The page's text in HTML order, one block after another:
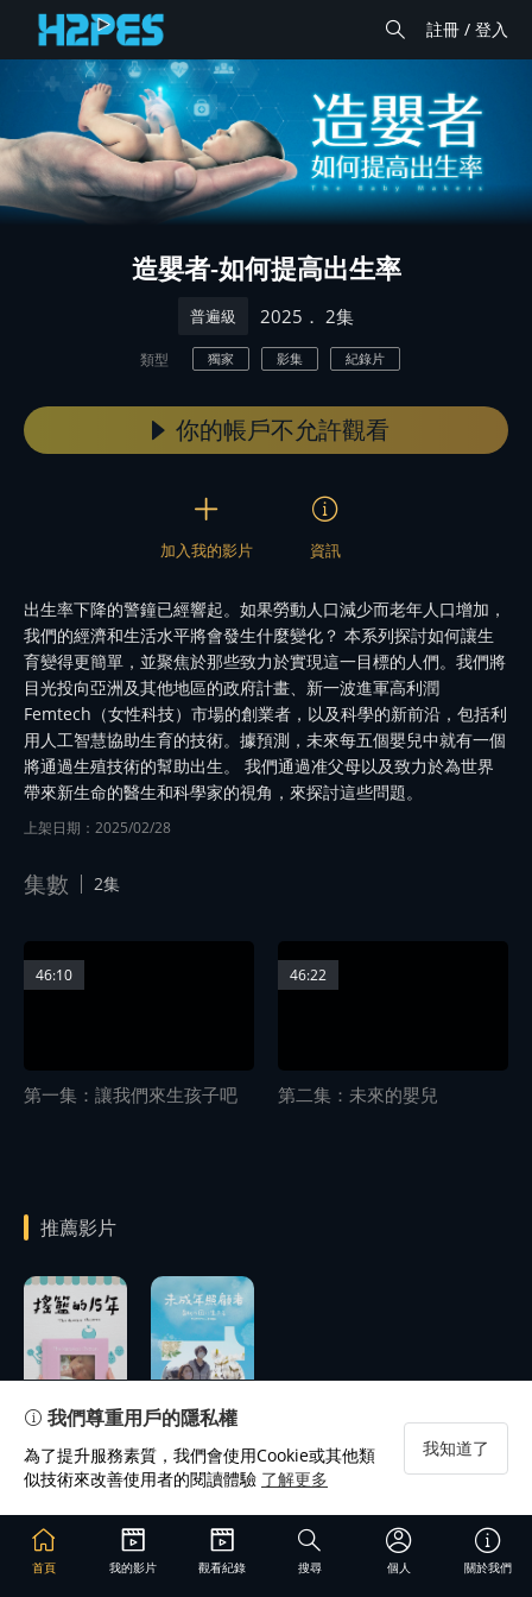
註冊 / 登入
造嬰者-如何提高出生率
普遍級 2025 ． 2集
類型 獨家 影集 紀錄片
你的帳戶不允許觀看
加入我的影片 資訊
出生率下降的警鐘已經響起。如果勞動人口減少而老年人口增加，
我們的經濟和生活水平將會發生什麼變化？ 本系列探討如何讓生
育變得更簡單，並聚焦於那些致力於實現這一目標的人們。我們將
目光投向亞洲及其他地區的政府計畫、新一波進軍高利潤
Femtech（女性科技）市場的創業者，以及科學的新前沿，包括利
用人工智慧協助生育的技術。據預測，未來每五個嬰兒中就有一個
將通過生殖技術的幫助出生。 我們通過准父母以及致力於為世界
帶來新生命的醫生和科學家的視角，來探討這些問題。
上架日期：2025/02/28
集數 2集
第一集：讓我們來生孩子吧
46:10
第二集：未來的嬰兒
46:22
推薦影片
播
放
預告
首頁 我的影片 觀看紀錄 搜尋 個人 關於我們
我們尊重用戶的隱私權
為了提升服務素質，我們會使用Cookie或其他類
似技術來改善使用者的閱讀體驗 了解更多
我知道了